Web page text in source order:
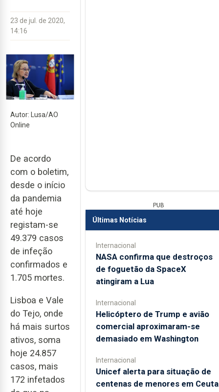
23 de jul. de 2020,
14:16
Autor: Lusa/AO
Online
De acordo
com o boletim,
desde o início
da pandemia
até hoje
registam-se
49.379 casos
de infeção
confirmados e
1.705 mortes.
Lisboa e Vale
do Tejo, onde
há mais surtos
ativos, soma
hoje 24.857
casos, mais
172 infetados
PUB
Últimas Notícias
Internacional
NASA confirma que destroços
de foguetão da SpaceX
atingiram a Lua
Internacional
Helicóptero de Trump e avião
comercial aproximaram-se
demasiado em Washington
Internacional
Unicef alerta para situação de
centenas de menores em Ceuta